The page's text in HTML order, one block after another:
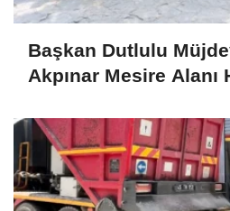
Başkan Dutlulu
Akpınar Mesire Alanı